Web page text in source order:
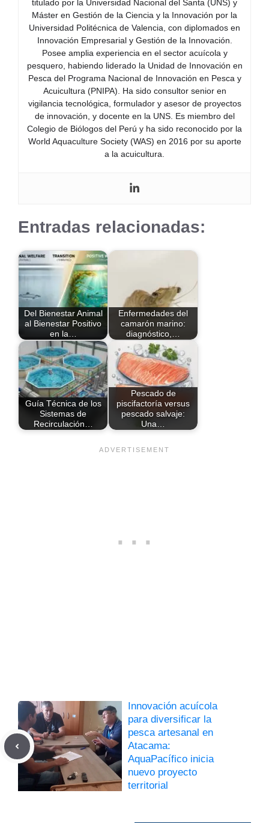
titulado por la Universidad Nacional del Santa (UNS) y
Máster en Gestión de la Ciencia y la Innovación por la
Universidad Politécnica de Valencia, con diplomados en
Innovación Empresarial y Gestión de la Innovación.
Posee amplia experiencia en el sector acuícola y
pesquero, habiendo liderado la Unidad de Innovación en
Pesca del Programa Nacional de Innovación en Pesca y
Acuicultura (PNIPA). Ha sido consultor senior en
vigilancia tecnológica, formulador y asesor de proyectos
de innovación, y docente en la UNS. Es miembro del
Colegio de Biólogos del Perú y ha sido reconocido por la
World Aquaculture Society (WAS) en 2016 por su aporte
a la acuicultura.
Entradas relacionadas:
Del Bienestar Animal
al Bienestar Positivo
en la…
Enfermedades del
camarón marino:
diagnóstico,…
Guía Técnica de los
Sistemas de
Recirculación…
Pescado de
piscifactoría versus
pescado salvaje:
Una…
Innovación acuícola
para diversificar la
pesca artesanal en
Atacama:
AquaPacífico inicia
nuevo proyecto
territorial